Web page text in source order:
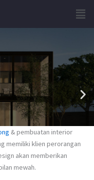
& pembuatan interior
memiliki klien perorangan
akan memberikan
mewah.